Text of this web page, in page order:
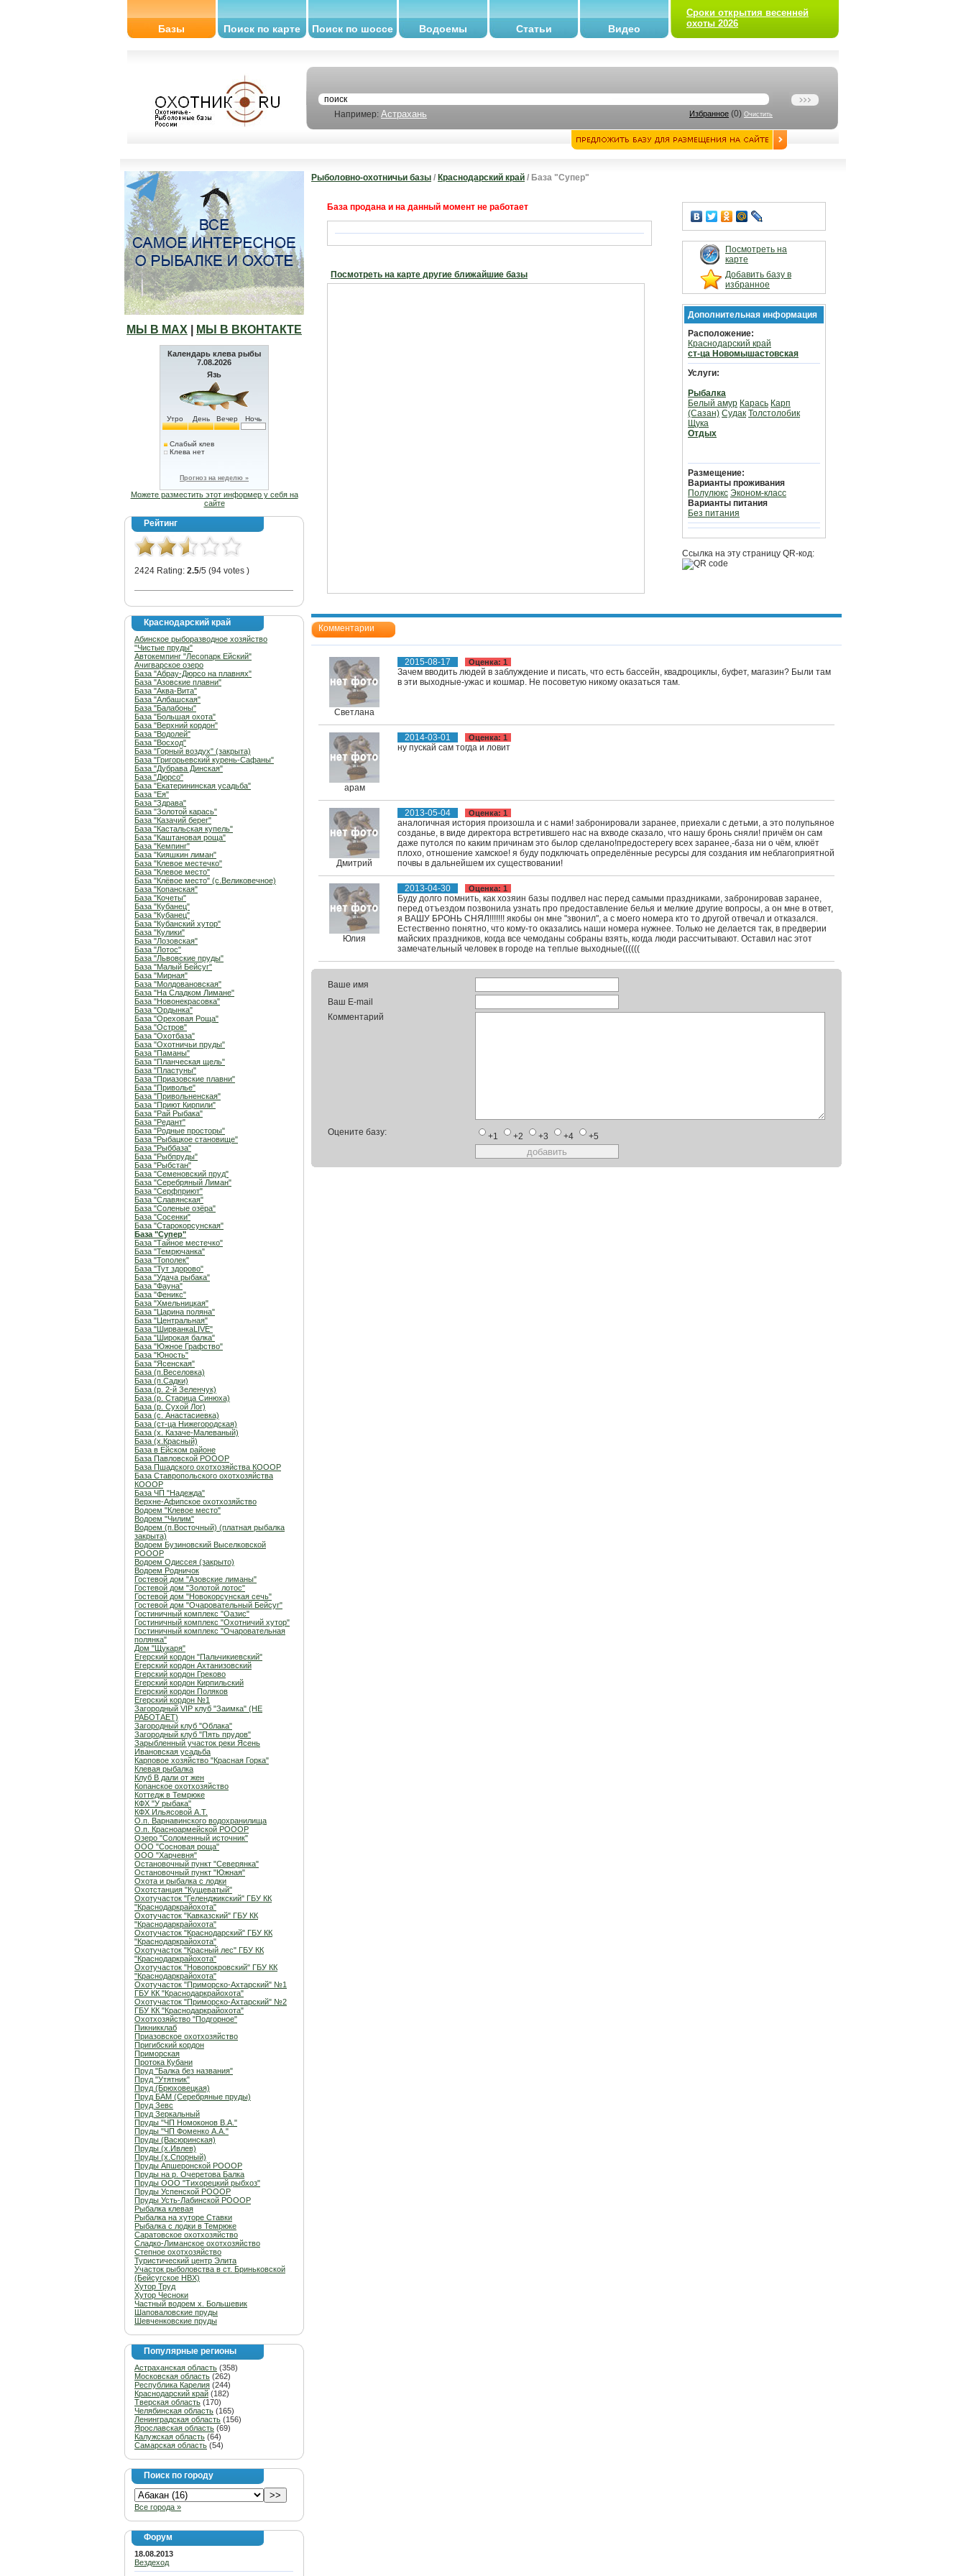
Базы Поиск по карте Поиск по шоссе Водоемы Статьи Видео
Сроки открытия весенней
охоты 2026
Например: Астрахань Избранное (0) Очистить
МЫ В МАХ МЫ В ВКОНТАКТЕ
Календарь клева рыбы
7.08.2026
Язь
Утро День Вечер Ночь
Слабый клев
Клева нет
Прогноз на неделю »
Можете разместить этот информер у себя на
сайте
Рейтинг
2424 Rating: 2.5/5 (94 votes )
Краснодарский край
Абинское рыборазводное хозяйство
"Чистые пруды"
Автокемпинг "Лесопарк Ейский"
Ачигварское озеро
База "Абрау-Дюрсо на плавнях"
База "Азовские плавни"
База "Аква-Вита"
База "Албашская"
База "Балабоны"
База "Большая охота"
База "Верхний кордон"
База "Водолей"
База "Восход"
База "Горный воздух" (закрыта)
База "Григорьевский курень-Сафаны"
База "Дубрава Динская"
База "Дюрсо"
База "Екатерининская усадьба"
База "Ея"
База "Здрава"
База "Золотой карась"
База "Казачий берег"
База "Кастальская купель"
База "Каштановая роща"
База "Кемпинг"
База "Кияшкин лиман"
База "Клевое местечко"
База "Клевое место"
База "Клёвое место" (с.Великовечное)
База "Копанская"
База "Кочеты"
База "Кубанец"
База "Кубанец"
База "Кубанский хутор"
База "Кулики"
База "Лозовская"
База "Лотос"
База "Львовские пруды"
База "Малый Бейсуг"
База "Мирная"
База "Молдовановская"
База "На Сладком Лимане"
База "Новонекрасовка"
База "Ордынка"
База "Ореховая Роща"
База "Остров"
База "Охотбаза"
База "Охотничьи пруды"
База "Паманы"
База "Планческая щель"
База "Пластуны"
База "Приазовские плавни"
База "Приволье"
База "Привольненская"
База "Приют Кирпили"
База "Рай Рыбака"
База "Редант"
База "Родные просторы"
База "Рыбацкое становище"
База "Рыббаза"
База "Рыбпруды"
База "Рыбстан"
База "Семеновский пруд"
База "Серебряный Лиман"
База "Серфприют"
База "Славянская"
База "Соленые озёра"
База "Сосенки"
База "Старокорсунская"
База "Супер"
База "Тайное местечко"
База "Темрючанка"
База "Тополек"
База "Тут здорово"
База "Удача рыбака"
База "Фауна"
База "Феникс"
База "Хмельницкая"
База "Царина поляна"
База "Центральная"
База "ШирванкаLIVE"
База "Широкая балка"
База "Южное Графство"
База "Юность"
База "Ясенская"
База (п.Веселовка)
База (п.Садки)
База (р. 2-й Зеленчук)
База (р. Старица Синюха)
База (р. Сухой Лог)
База (с. Анастасиевка)
База (ст-ца Нижегородская)
База (х. Казаче-Малеваный)
База (х.Красный)
База в Ейском районе
База Павловской РОООР
База Пшадского охотхозяйства КОООР
База Ставропольского охотхозяйства
КОООР
База ЧП "Надежда"
Верхне-Афипское охотхозяйство
Водоем "Клевое место"
Водоем "Чилим"
Водоем (п.Восточный) (платная рыбалка
закрыта)
Водоем Бузиновский Выселковской
РОООР
Водоем Одиссея (закрыто)
Водоем Родничок
Гостевой дом "Азовские лиманы"
Гостевой дом "Золотой лотос"
Гостевой дом "Новокорсунская сечь"
Гостевой дом "Очаровательный Бейсуг"
Гостиничный комплекс "Оазис"
Гостиничный комплекс "Охотничий хутор"
Гостиничный комплекс "Очаровательная
полянка"
Дом "Щукаря"
Егерский кордон "Пальчикиевский"
Егерский кордон Ахтанизовский
Егерский кордон Греково
Егерский кордон Кирпильский
Егерский кордон Поляков
Егерский кордон №1
Загородный VIP клуб "Заимка" (НЕ
РАБОТАЕТ)
Загородный клуб "Облака"
Загородный клуб "Пять прудов"
Зарыбленный участок реки Ясень
Ивановская усадьба
Карповое хозяйство "Красная Горка"
Клевая рыбалка
Клуб В дали от жен
Копанское охотхозяйство
Коттедж в Темрюке
КФХ "У рыбака"
КФХ Ильясовой А.Т.
О.п. Варнавинского водохранилища
О.п. Красноармейской РОООР
Озеро "Соломенный источник"
ООО "Сосновая роща"
ООО "Харчевня"
Остановочный пункт "Северянка"
Остановочный пункт "Южная"
Охота и рыбалка с лодки
Охотстанция "Кущеватый"
Охотучасток "Геленджикский" ГБУ КК
"Краснодаркрайохота"
Охотучасток "Кавказский" ГБУ КК
"Краснодаркрайохота"
Охотучасток "Краснодарский" ГБУ КК
"Краснодаркрайохота"
Охотучасток "Красный лес" ГБУ КК
"Краснодаркрайохота"
Охотучасток "Новопокровский" ГБУ КК
"Краснодаркрайохота"
Охотучасток "Приморско-Ахтарский" №1
ГБУ КК "Краснодаркрайохота"
Охотучасток "Приморско-Ахтарский" №2
ГБУ КК "Краснодаркрайохота"
Охотхозяйство "Подгорное"
Пикникклаб
Приазовское охотхозяйство
Пригибский кордон
Приморская
Протока Кубани
Пруд "Балка без названия"
Пруд "Утятник"
Пруд (Брюховецкая)
Пруд БАМ (Серебряные пруды)
Пруд Зевс
Пруд Зеркальный
Пруды "ЧП Номоконов В.А."
Пруды "ЧП Фоменко А.А."
Пруды (Васюринская)
Пруды (х.Ивлев)
Пруды (х.Спорный)
Пруды Апшеронской РОООР
Пруды на р. Очеретова Балка
Пруды ООО "Тихорецкий рыбхоз"
Пруды Успенской РОООР
Пруды Усть-Лабинской РОООР
Рыбалка клевая
Рыбалка на хуторе Ставки
Рыбалка с лодки в Темрюке
Саратовское охотхозяйство
Сладко-Лиманское охотхозяйство
Степное охотхозяйство
Туристический центр Элита
Участок рыболовства в ст. Бриньковской
(Бейсугское НВХ)
Хутор Труд
Хутор Чесноки
Частный водоем х. Большевик
Шаповаловские пруды
Шевченковские пруды
Популярные регионы
Астраханская область (358)
Московская область (262)
Республика Карелия (244)
Краснодарский край (182)
Тверская область (170)
Челябинская область (165)
Ленинградская область (156)
Ярославская область (69)
Калужская область (64)
Самарская область (54)
Поиск по городу
Все города »
Форум
18.08.2013
Вездеход
Рыболовно-охотничьи базы / Краснодарский край / База "Супер"
База продана и на данный момент не работает
Посмотреть на карте другие ближайшие базы
Посмотреть на
карте
Добавить базу в
избранное
Дополнительная информация
Расположение:
Краснодарский край
ст-ца Новомышастовская
Услуги:
Рыбалка
Белый амур Карась Карп
(Сазан) Судак Толстолобик
Щука
Отдых
Размещение:
Варианты проживания
Полулюкс Эконом-класс
Варианты питания
Без питания
Ссылка на эту страницу QR-код:
Комментарии
Светлана
2015-08-17 Оценка: 1
Зачем вводить людей в заблуждение и писать, что есть бассейн, квадроциклы, буфет, магазин? Были там
в эти выходные-ужас и кошмар. Не посоветую никому оказаться там.
арам
2014-03-01 Оценка: 1
ну пускай сам тогда и ловит
Дмитрий
2013-05-04 Оценка: 1
аналогичная история произошла и с нами! забронировали заранее, приехали с детьми, а это полупьяное
созданье, в виде директора встретившего нас на вхводе сказало, что нашу бронь сняли! причём он сам
даже путолся по каким причинам это былор сделано!предостерегу всех заранее,-база ни о чём, клюёт
плохо, отношение хамское! я буду подключать определённые ресурсы для создания им неблагоприятной
почвы в дальнейшем их существовании!
Юлия
2013-04-30 Оценка: 1
Буду долго помнить, как хозяин базы подлвел нас перед самыми праздниками, забронировав заранее,
перед отъездом позвонила узнать про предоставление белья и мелкие другие вопросы, а он мне в ответ,
я ВАШУ БРОНЬ СНЯЛ!!!!!!! якобы он мне "звонил", а с моего номера кто то другой отвечал и отказался.
Естественно понятно, что кому-то оказались наши номера нужнее. Только не делается так, в предверии
майских праздников, когда все чемоданы собраны взять, когда люди рассчитывают. Оставил нас этот
замечательный человек в городе на теплые выходные((((((
Ваше имя
Ваш E-mail
Комментарий
Оцените базу: +1 +2 +3 +4 +5